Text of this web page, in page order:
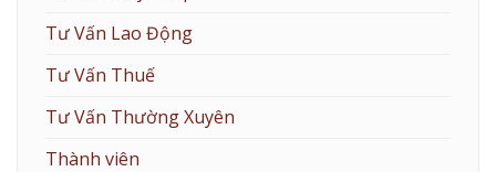
Tư Vấn Lao Động
Tư Vấn Thuế
Tư Vấn Thường Xuyên
Thành viên